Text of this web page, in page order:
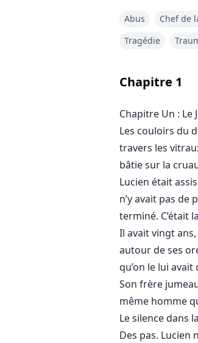
Il n’avait pas le
Il n’avait pas le
Jusqu’à ce
Une princesse
Cassian devait
Mais leur père a
Cette nuit-là,
un héritier
L’un des Huit
Il a deux
« Donne-moi un
Zayn ne croit
Il ne croit pas à
Et il ne croit
Abus Chef de
Tragédie
Chapitre 1
Chapitre Un : Le
Les couloirs du
travers les
bâtie sur la
Lucien était
n’y avait pas
terminé. C’était
Il avait vingt
autour de ses
qu’on le lui avait
Son frère
même homme
Le silence dans
Des pas. Lucien